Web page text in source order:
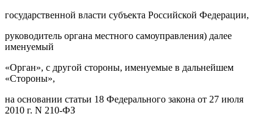
государственной власти субъекта Российской Федерации,
руководитель органа местного самоуправления) далее
именуемый
«Орган», с другой стороны, именуемые в дальнейшем
«Стороны»,
на основании статьи 18 Федерального закона от 27 июля
2010 г. N 210-ФЗ